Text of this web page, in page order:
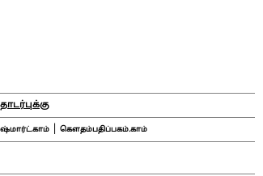
| கௌதம்பதிப்பகம்.காம்